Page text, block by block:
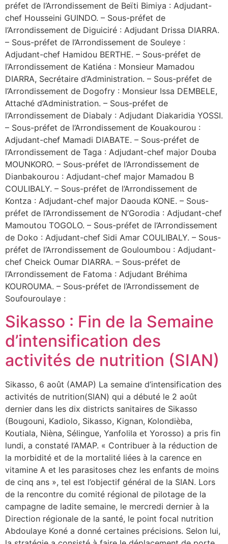
préfet de l’Arrondissement de Beïti Bimiya : Adjudant-
chef Housseini GUINDO. – Sous-préfet de
l’Arrondissement de Diguiciré : Adjudant Drissa DIARRA.
– Sous-préfet de l’Arrondissement de Souleye :
Adjudant-chef Hamidou BERTHE. – Sous-préfet de
l’Arrondissement de Katiéna : Monsieur Mamadou
DIARRA, Secrétaire d’Administration. – Sous-préfet de
l’Arrondissement de Dogofry : Monsieur Issa DEMBELE,
Attaché d’Administration. – Sous-préfet de
l’Arrondissement de Diabaly : Adjudant Diakaridia YOSSI.
– Sous-préfet de l’Arrondissement de Kouakourou :
Adjudant-chef Mamadi DIABATE. – Sous-préfet de
l’Arrondissement de Taga : Adjudant-chef major Douba
MOUNKORO. – Sous-préfet de l’Arrondissement de
Dianbakourou : Adjudant-chef major Mamadou B
COULIBALY. – Sous-préfet de l’Arrondissement de
Kontza : Adjudant-chef major Daouda KONE. – Sous-
préfet de l’Arrondissement de N’Gorodia : Adjudant-chef
Mamoutou TOGOLO. – Sous-préfet de l’Arrondissement
de Doko : Adjudant-chef Sidi Amar COULIBALY. – Sous-
préfet de l’Arrondissement de Gouloumbou : Adjudant-
chef Cheick Oumar DIARRA. – Sous-préfet de
l’Arrondissement de Fatoma : Adjudant Bréhima
KOUROUMA. – Sous-préfet de l’Arrondissement de
Soufouroulaye :
Sikasso : Fin de la Semaine
d’intensification des
activités de nutrition (SIAN)
Sikasso, 6 août (AMAP) La semaine d’intensification des
activités de nutrition(SIAN) qui a débuté le 2 août
dernier dans les dix districts sanitaires de Sikasso
(Bougouni, Kadiolo, Sikasso, Kignan, Kolondièba,
Koutiala, Nièna, Sélingue, Yanfolila et Yorosso) a pris fin
lundi, a constaté l’AMAP. « Contribuer à la réduction de
la morbidité et de la mortalité liées à la carence en
vitamine A et les parasitoses chez les enfants de moins
de cinq ans », tel est l’objectif général de la SIAN. Lors
de la rencontre du comité régional de pilotage de la
campagne de ladite semaine, le mercredi dernier à la
Direction régionale de la santé, le point focal nutrition
Abdoulaye Koné a donné certaines précisions. Selon lui,